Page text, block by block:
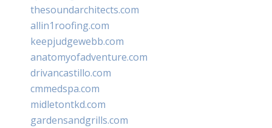
thesoundarchitects.com
allin1roofing.com
keepjudgewebb.com
anatomyofadventure.com
drivancastillo.com
cmmedspa.com
midletontkd.com
gardensandgrills.com